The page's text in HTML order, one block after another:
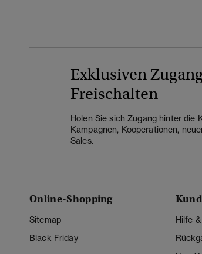
Exklusiven
Freischalten
Holen Sie sich Zugang hinter die
Kampagnen, Kooperationen,
Sales.
Online-Shopping
Sitemap
Black Friday
Hilfe